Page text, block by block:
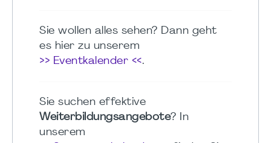
Sie wollen alles sehen? Dann geht
es hier zu unserem
>> Eventkalender <<.
Sie suchen effektive
Weiterbildungsangebote? In
unserem